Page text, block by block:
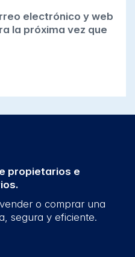
electrónico y web
la próxima vez que
propietarios e
o comprar una
segura y eficiente.